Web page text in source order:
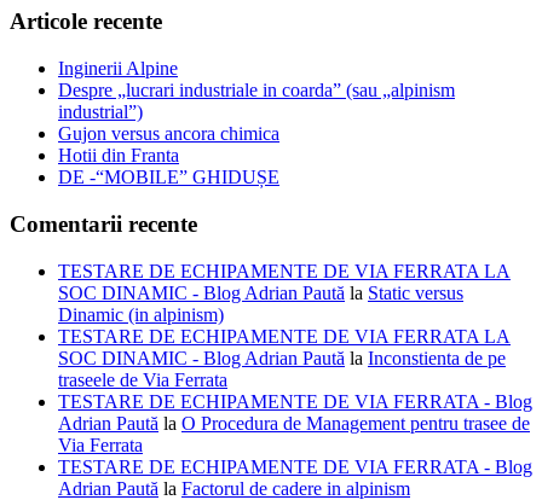
Articole recente
Inginerii Alpine
Despre „lucrari industriale in coarda” (sau „alpinism
industrial”)
Gujon versus ancora chimica
Hotii din Franta
DE -“MOBILE” GHIDUȘE
Comentarii recente
TESTARE DE ECHIPAMENTE DE VIA FERRATA LA
SOC DINAMIC - Blog Adrian Paută la Static versus
Dinamic (in alpinism)
TESTARE DE ECHIPAMENTE DE VIA FERRATA LA
SOC DINAMIC - Blog Adrian Paută la Inconstienta de pe
traseele de Via Ferrata
TESTARE DE ECHIPAMENTE DE VIA FERRATA - Blog
Adrian Paută la O Procedura de Management pentru trasee de
Via Ferrata
TESTARE DE ECHIPAMENTE DE VIA FERRATA - Blog
Adrian Paută la Factorul de cadere in alpinism